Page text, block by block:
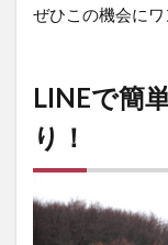
ぜひこの機会に
LINEで簡
り！